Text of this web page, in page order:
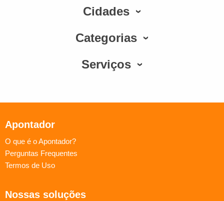
Cidades
Categorias
Serviços
Apontador
O que é o Apontador?
Perguntas Frequentes
Termos de Uso
Nossas soluções